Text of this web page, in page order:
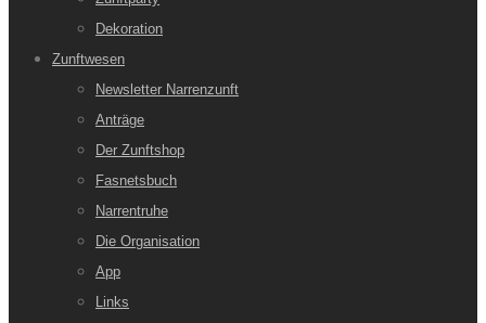
Dekoration
Zunftwesen
Newsletter Narrenzunft
Anträge
Der Zunftshop
Fasnetsbuch
Narrentruhe
Die Organisation
App
Links